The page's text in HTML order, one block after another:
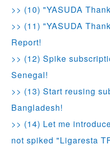
>> (10) "YASUDA
>> (11) "YASUDA
Report!
>> (12) Spike
Senegal!
>> (13) Start reusing
Bangladesh!
>> (14) Let me
not spiked "Ligaresta